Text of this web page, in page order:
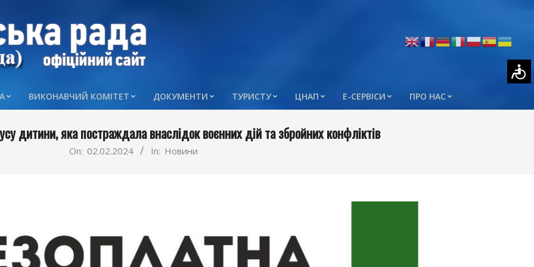
Primary
Menu
ВИКОНАВЧИЙ КОМІТЕТ ДОКУМЕНТИ ТУРИСТУ ЦНАП Е-СЕРВІСИ ПРО НАС
дитини, яка постраждала внаслідок воєнних дій та збройних конфліктів
On: 02.02.2024 In: Новини